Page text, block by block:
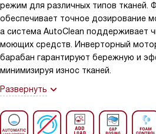
режим для различных типов тканей.
обеспечивает точное дозирование
а система AutoClean поддерживает
моющих средств. Инверторный
барабан гарантируют бережную и
минимизируя износ тканей.
Развернуть